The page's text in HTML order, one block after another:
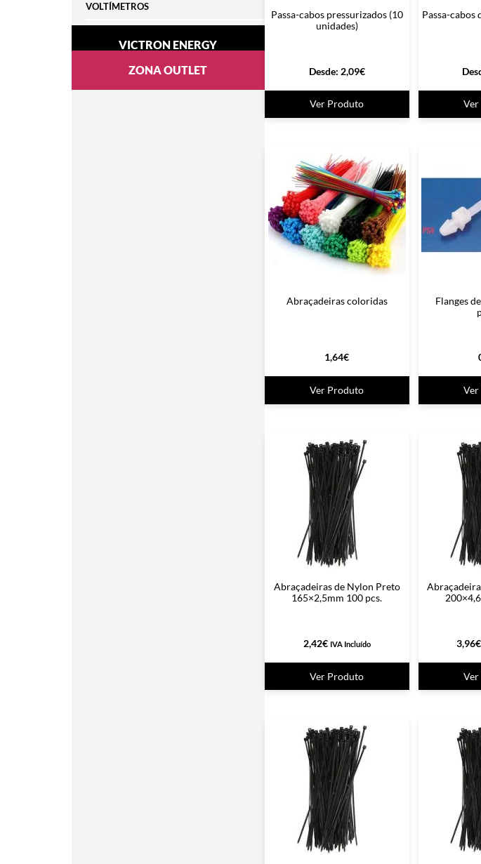
VOLTÍMETROS
VICTRON ENERGY
ZONA OUTLET
Passa-cabos pressurizados (10
unidades)
Desde: 2,09€
Ver Produto
Passa-
Abraçadeiras coloridas
1,64€
Ver Produto
Flanges
Abraçadeiras de Nylon Preto
165×2,5mm 100 pcs.
2,42€ IVA Incluído
Ver Produto
3,96€